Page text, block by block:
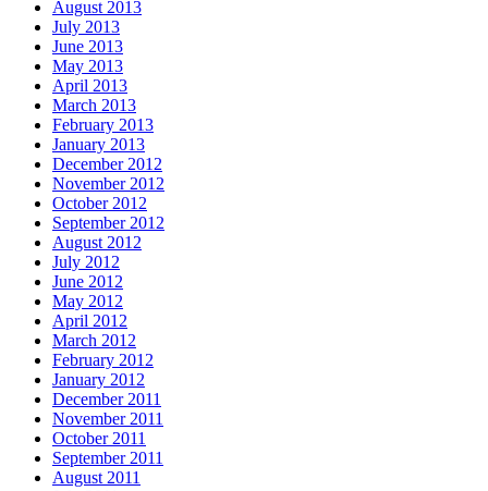
August 2013
July 2013
June 2013
May 2013
April 2013
March 2013
February 2013
January 2013
December 2012
November 2012
October 2012
September 2012
August 2012
July 2012
June 2012
May 2012
April 2012
March 2012
February 2012
January 2012
December 2011
November 2011
October 2011
September 2011
August 2011